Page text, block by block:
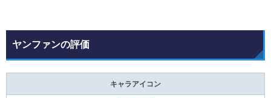
ヤンファンの評価
キャラアイコン